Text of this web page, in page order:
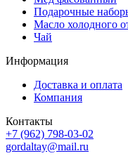
Подарочные
Масло холодного
Чай
Информация
Доставка и оплата
Компания
Контакты
+7 (962) 798-03-02
gordaltay@mail.ru